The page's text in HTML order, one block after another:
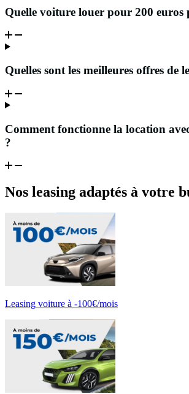
Quelle voiture louer pour 200 euros
Quelles sont les meilleures offres de
Comment fonctionne la location
?
Nos leasing adaptés à votre
Leasing voiture à -100€/mois